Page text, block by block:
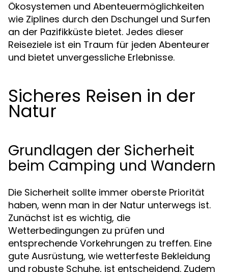
Ökosystemen und Abenteuermöglichkeiten
wie Ziplines durch den Dschungel und Surfen
an der Pazifikküste bietet. Jedes dieser
Reiseziele ist ein Traum für jeden Abenteurer
und bietet unvergessliche Erlebnisse.
Sicheres Reisen in der
Natur
Grundlagen der Sicherheit
beim Camping und Wandern
Die Sicherheit sollte immer oberste Priorität
haben, wenn man in der Natur unterwegs ist.
Zunächst ist es wichtig, die
Wetterbedingungen zu prüfen und
entsprechende Vorkehrungen zu treffen. Eine
gute Ausrüstung, wie wetterfeste Bekleidung
und robuste Schuhe, ist entscheidend. Zudem